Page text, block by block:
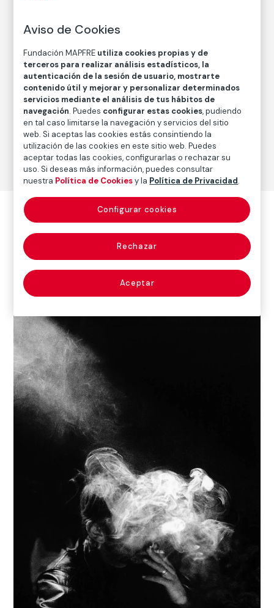
Autor
David Jiménez
Nacimiento: Alcalá de Guadaira (Sevilla), 1970
Fotografía
Serie:Infinito (1995-2000)(David Jiménez)
Otras obras del autor
Ver todas las obras del autor
Aviso de Cookies
Fundación MAPFRE utiliza cookies propias y de
terceros para realizar análisis estadísticos, la
autenticación de la sesión de usuario, mostrarte
contenido útil y mejorar y personalizar determinados
servicios mediante el análisis de tus hábitos de
navegación. Puedes configurar estas cookies, pudiendo
en tal caso limitarse la navegación y servicios del sitio
web. Si aceptas las cookies estás consintiendo la
utilización de las cookies en este sitio web. Puedes
aceptar todas las cookies, configurarlas o rechazar su
uso. Si deseas más información, puedes consultar
nuestra Política de Cookiesy la Política de Privacidad.
Rechazar
Aceptar
Configurar cookies